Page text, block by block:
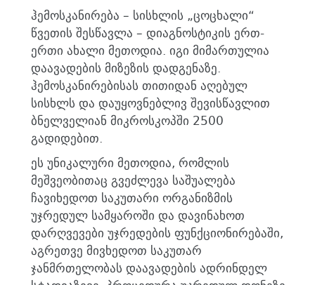
ჰემოსკანირება – სისხლის „ცოცხალი“
წვეთის შესწავლა – დიაგნოსტიკის ერთ-
ერთი ახალი მეთოდია. იგი მიმართულია
დაავადების მიზეზის დადგენაზე.
ჰემოსკანირებისას თითიდან აღებულ
სისხლს და დაუყოვნებლივ შევისწავლით
ბნელველიან მიკროსკოპში 2500
გადიდებით.
ეს უნიკალური მეთოდია, რომლის
მეშვეობითაც გვეძლევა საშუალება
ჩავიხედოთ საკუთარი ორგანიზმის
უჯრედულ სამყაროში და დავინახოთ
დარღვევები უჯრედების ფუნქციონირებაში,
აგრეთვე მივხედოთ საკუთარ
ჯანმრთელობას დაავადების ადრინდელ